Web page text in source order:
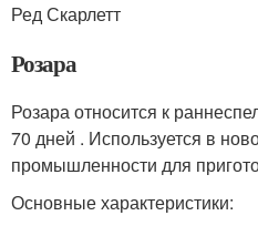
Ред Скарлетт
Розара
Розара относится к
70 дней . Используется в
промышленности для
Основные характеристики: